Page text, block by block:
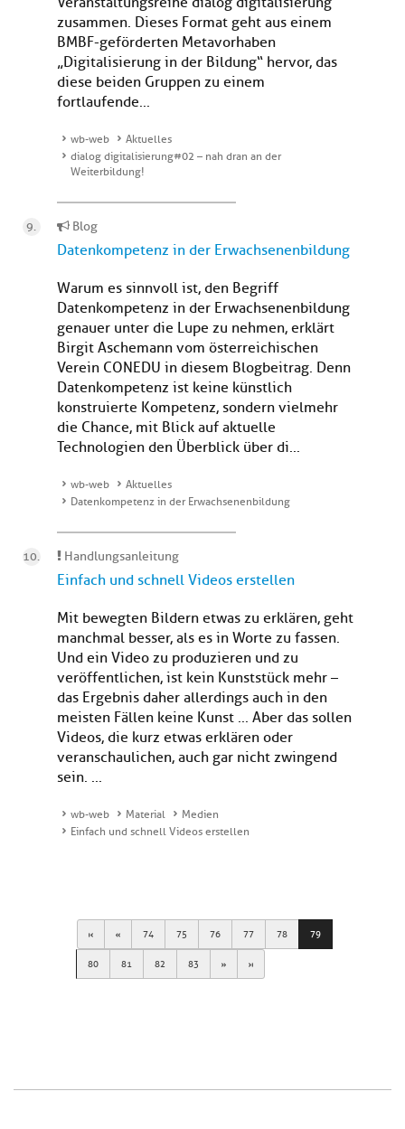
zusammen. Dieses Format geht aus einem
BMBF-geförderten Metavorhaben
„Digitalisierung in der Bildung“ hervor, das
diese beiden Gruppen zu einem
fortlaufende...
wb-web
Aktuelles
dialog digitalisierung#02 – nah dran an der
Weiterbildung!
Blog
Datenkompetenz in der Erwachsenenbildung
Warum es sinnvoll ist, den Begriff
Datenkompetenz in der Erwachsenenbildung
genauer unter die Lupe zu nehmen, erklärt
Birgit Aschemann vom österreichischen
Verein CONEDU in diesem Blogbeitrag. Denn
Datenkompetenz ist keine künstlich
konstruierte Kompetenz, sondern vielmehr
die Chance, mit Blick auf aktuelle
Technologien den Überblick über di...
wb-web
Aktuelles
Datenkompetenz in der Erwachsenenbildung
Handlungsanleitung
Einfach und schnell Videos erstellen
Mit bewegten Bildern etwas zu erklären, geht
manchmal besser, als es in Worte zu fassen.
Und ein Video zu produzieren und zu
veröffentlichen, ist kein Kunststück mehr –
das Ergebnis daher allerdings auch in den
meisten Fällen keine Kunst ... Aber das sollen
Videos, die kurz etwas erklären oder
veranschaulichen, auch gar nicht zwingend
sein. ...
wb-web Material
Medien
Einfach und schnell Videos erstellen
First Previous
74 75 76 77 78 79
80 81 82 83 Next Last